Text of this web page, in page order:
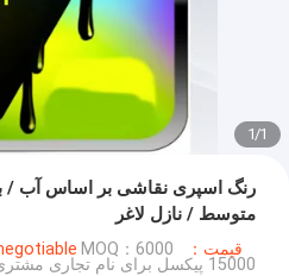
1
/
1
رنگ اسپری نقاشی بر اساس آب /
متوسط ​​/ نازل لاغر
قیمت：negotiable
15000 پیکسل برای نام تجاری مشتری